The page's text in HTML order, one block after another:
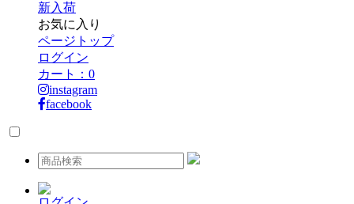
新入荷
お気に入り
ページトップ
ログイン
カート： 0
instagram
facebook